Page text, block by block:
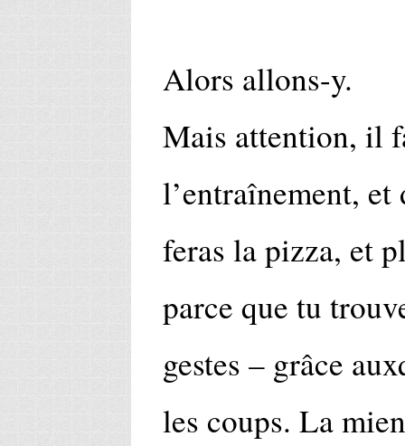
Alors allons-y.
Mais attention, il
l’entraînement,
feras la pizza, et
parce que tu
gestes – grâce
les coups. La